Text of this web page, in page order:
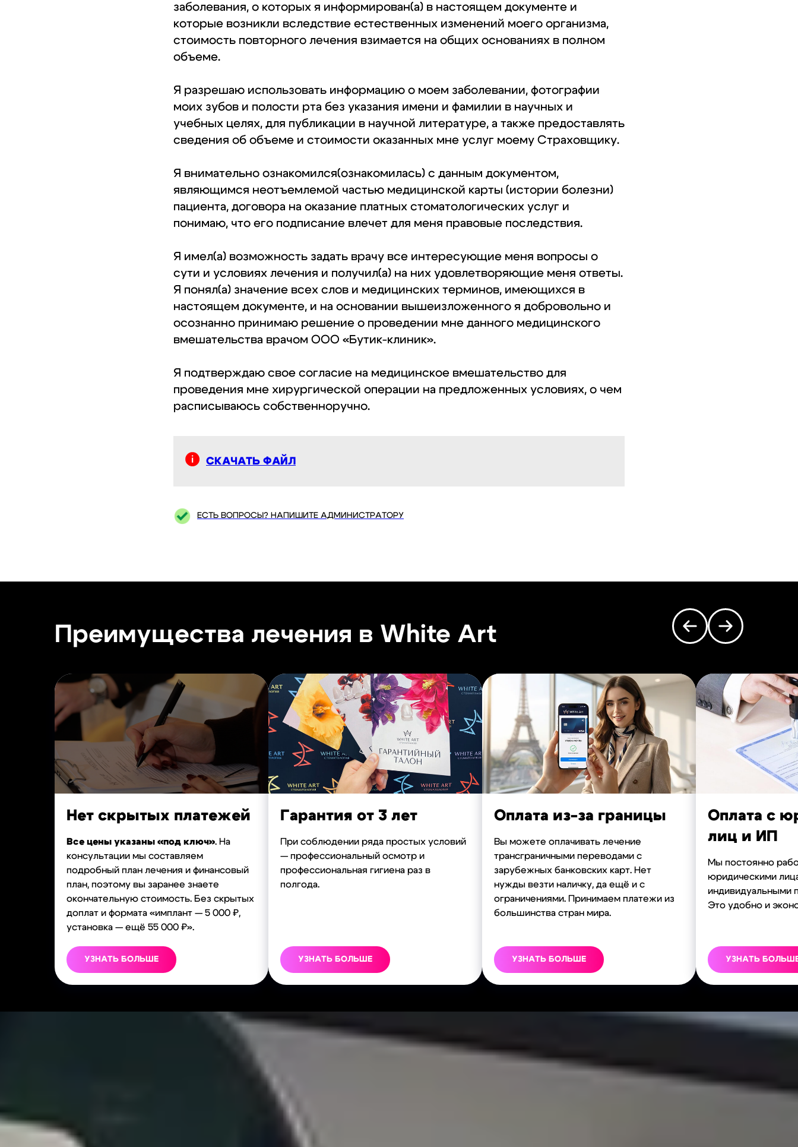
заболевания, о которых я информирован(а) в настоящем документе и
которые возникли вследствие естественных изменений моего организма,
стоимость повторного лечения взимается на общих основаниях в полном
объеме.
Я разрешаю использовать информацию о моем заболевании, фотографии
моих зубов и полости рта без указания имени и фамилии в научных и
учебных целях, для публикации в научной литературе, а также предоставлять
сведения об объеме и стоимости оказанных мне услуг моему Страховщику.
Я внимательно ознакомился(ознакомилась) с данным документом,
являющимся неотъемлемой частью медицинской карты (истории болезни)
пациента, договора на оказание платных стоматологических услуг и
понимаю, что его подписание влечет для меня правовые последствия.
Я имел(а) возможность задать врачу все интересующие меня вопросы о
сути и условиях лечения и получил(а) на них удовлетворяющие меня ответы.
Я понял(а) значение всех слов и медицинских терминов, имеющихся в
настоящем документе, и на основании вышеизложенного я добровольно и
осознанно принимаю решение о проведении мне данного медицинского
вмешательства врачом ООО «Бутик-клиник».
Я подтверждаю свое согласие на медицинское вмешательство для
проведения мне хирургической операции на предложенных условиях, о чем
расписываюсь собственноручно.
СКАЧАТЬ ФАЙЛ
ЕСТЬ ВОПРОСЫ? НАПИШИТЕ АДМИНИСТРАТОРУ
Преимущества лечения в White Art
Нет скрытых платежей
Все цены указаны «под ключ». На
консультации мы составляем
подробный план лечения и финансовый
план, поэтому вы заранее знаете
окончательную стоимость. Без скрытых
доплат и формата «имплант — 5 000 ₽,
установка — ещё 55 000 ₽».
УЗНАТЬ БОЛЬШЕ
Гарантия от 3 лет
При соблюдении ряда простых условий
— профессиональный осмотр и
профессиональная гигиена раз в
полгода.
УЗНАТЬ БОЛЬШЕ
Оплата из-за границы
Вы можете оплачивать лечение
трансграничными переводами с
зарубежных банковских карт. Нет
нужды везти наличку, да ещё и с
ограничениями. Принимаем платежи из
большинства стран мира.
УЗНАТЬ БОЛЬШЕ
Оплата с
лиц и ИП
Мы постоянно
юридическими
индивидуальными
Это удобно и
УЗНАТЬ